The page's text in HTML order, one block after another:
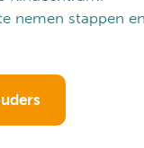
stappen